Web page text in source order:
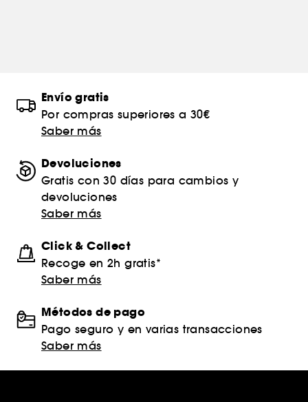
Envío gratis
Por compras superiores a 30€
Saber más
Devoluciones
Gratis con 30 días para cambios y
devoluciones
Saber más
Click & Collect
Recoge en 2h gratis*
Saber más
Métodos de pago
Pago seguro y en varias transacciones
Saber más